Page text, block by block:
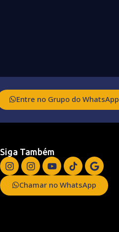
Entre no Grupo do WhatsApp
Siga Também
Chamar no WhatsApp